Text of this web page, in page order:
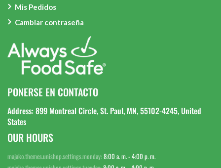
Mis Pedidos
Cambiar contraseña
PONERSE EN CONTACTO
Address: 899 Montreal Circle, St. Paul, MN, 55102-4245, United
States
OUR HOURS
majako.themes.unishop.settings.monday: 8:00 a. m. - 4:00 p. m.